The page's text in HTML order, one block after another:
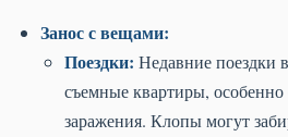
Занос с вещами:
Поездки: Недавние поездки
съемные квартиры,
заражения. Клопы могут